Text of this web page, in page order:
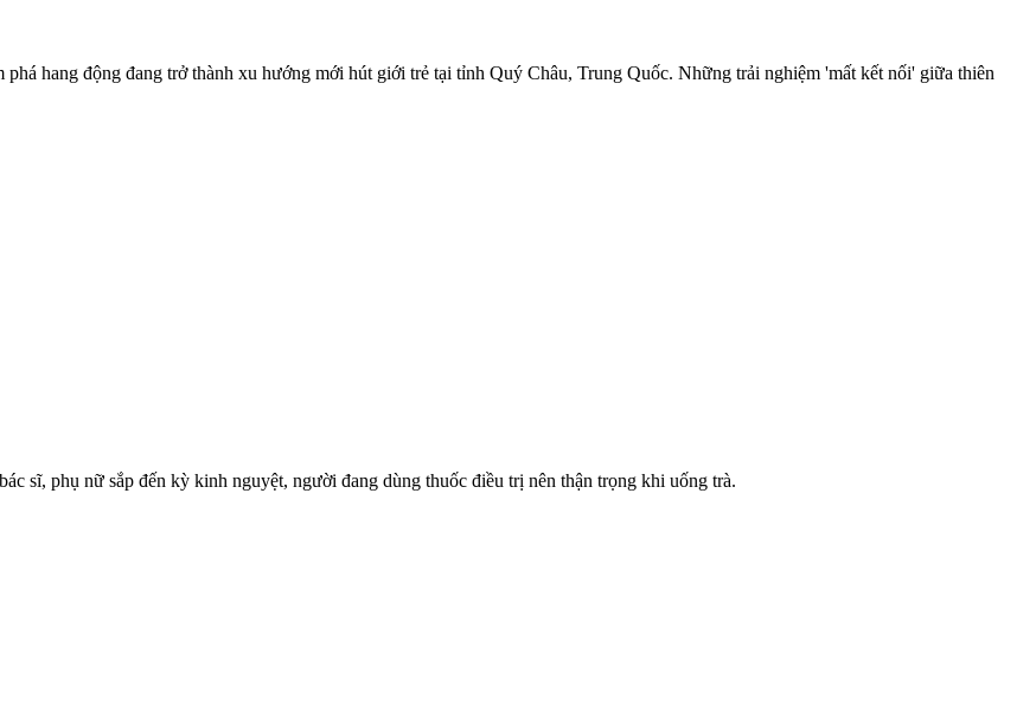
hang động đang trở thành xu hướng mới hút giới trẻ tại tỉnh Quý Châu, Trung Quốc. Những trải nghiệm 'mất kết nối' giữa thiên
sĩ, phụ nữ sắp đến kỳ kinh nguyệt, người đang dùng thuốc điều trị nên thận trọng khi uống trà.